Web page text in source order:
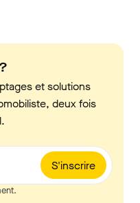
et solutions
deux fois
S'inscrire